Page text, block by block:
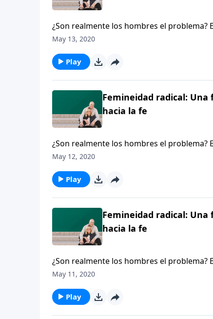
¿Son realmente los hombres el problema?
forcejeaba con sus cursos de estudios
del feminismo.
May 13, 2020
Play
Femineidad radical:
hacia la fe
¿Son realmente los hombres el problema?
forcejeaba con sus cursos de estudios
del feminismo.
May 12, 2020
Play
Femineidad radical:
hacia la fe
¿Son realmente los hombres el problema?
forcejeaba con sus cursos de estudios
del feminismo.
May 11, 2020
Play